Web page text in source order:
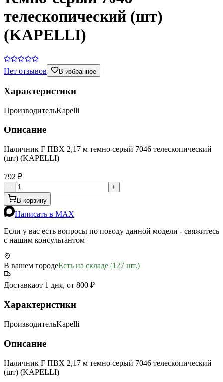
телескопический (шт)
(KAPELLI)
Нет отзывов В избранное
Характеристики
ПроизводительKapelli
Описание
Наличник F ПВХ 2,17 м темно-серый 7046 телескопический
(шт) (KAPELLI)
792 ₽
−
+
В корзину
Написать в MAX
Если у вас есть вопросы по поводу данной модели - свяжитесь
с нашим консультантом
В вашем городеЕсть на складе (127 шт.)
Доставкаот 1 дня, от 800 ₽
Характеристики
ПроизводительKapelli
Описание
Наличник F ПВХ 2,17 м темно-серый 7046 телескопический
(шт) (KAPELLI)